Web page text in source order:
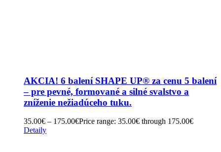
AKCIA! 6 balení SHAPE UP® za cenu 5 balení
– pre pevné, formované a silné svalstvo a
zníženie nežiadúceho tuku.
35.00€ – 175.00€Price range: 35.00€ through 175.00€
Detaily